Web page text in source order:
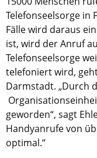
Telefonseelsorge in
Fälle wird daraus
ist, wird der Anruf
Telefonseelsorge
telefoniert wird,
Darmstadt. „Durch
geworden“, sagt
Handyanrufe von
optimal.“